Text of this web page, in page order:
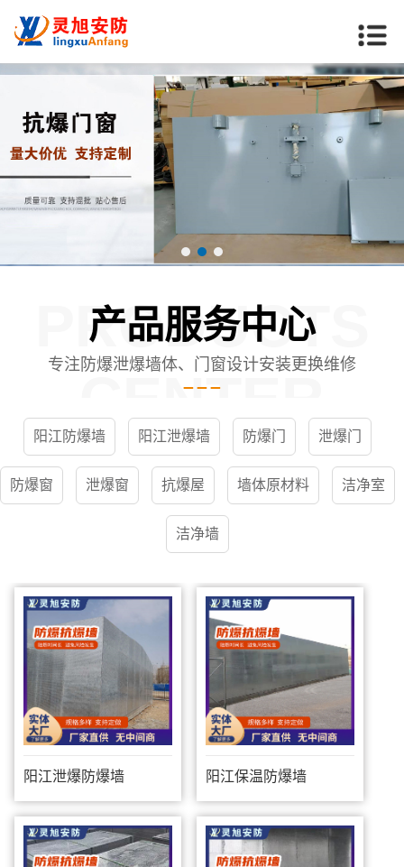
产品服务中心
PRODUCTS
CENTER
专注防爆泄爆墙体、门窗设计安装更换维修
阳江防爆墙 阳江泄爆墙 防爆门 泄爆门
防爆窗 泄爆窗 抗爆屋 墙体原材料 洁净室
洁净墙
阳江泄爆防爆墙 阳江保温防爆墙